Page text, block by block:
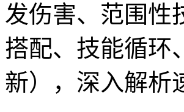
发伤害、范围性
搭配、技能循环
新），深入解析